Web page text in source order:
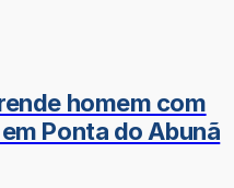
homem com
Ponta do Abunã